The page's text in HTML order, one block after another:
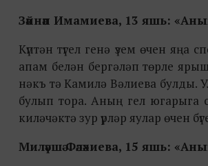
Зәйнәп Имамиева, 13 яшь:
Күптән түгел генә үзем өчен
апам белән бергәләп төрле
нәкъ тә Камилә Вәлиева булды.
булып тора. Аның гел югарыга
киләчәктә зур үрләр яулар өчен
Миләүшә Фәләхиева, 15 яшь: